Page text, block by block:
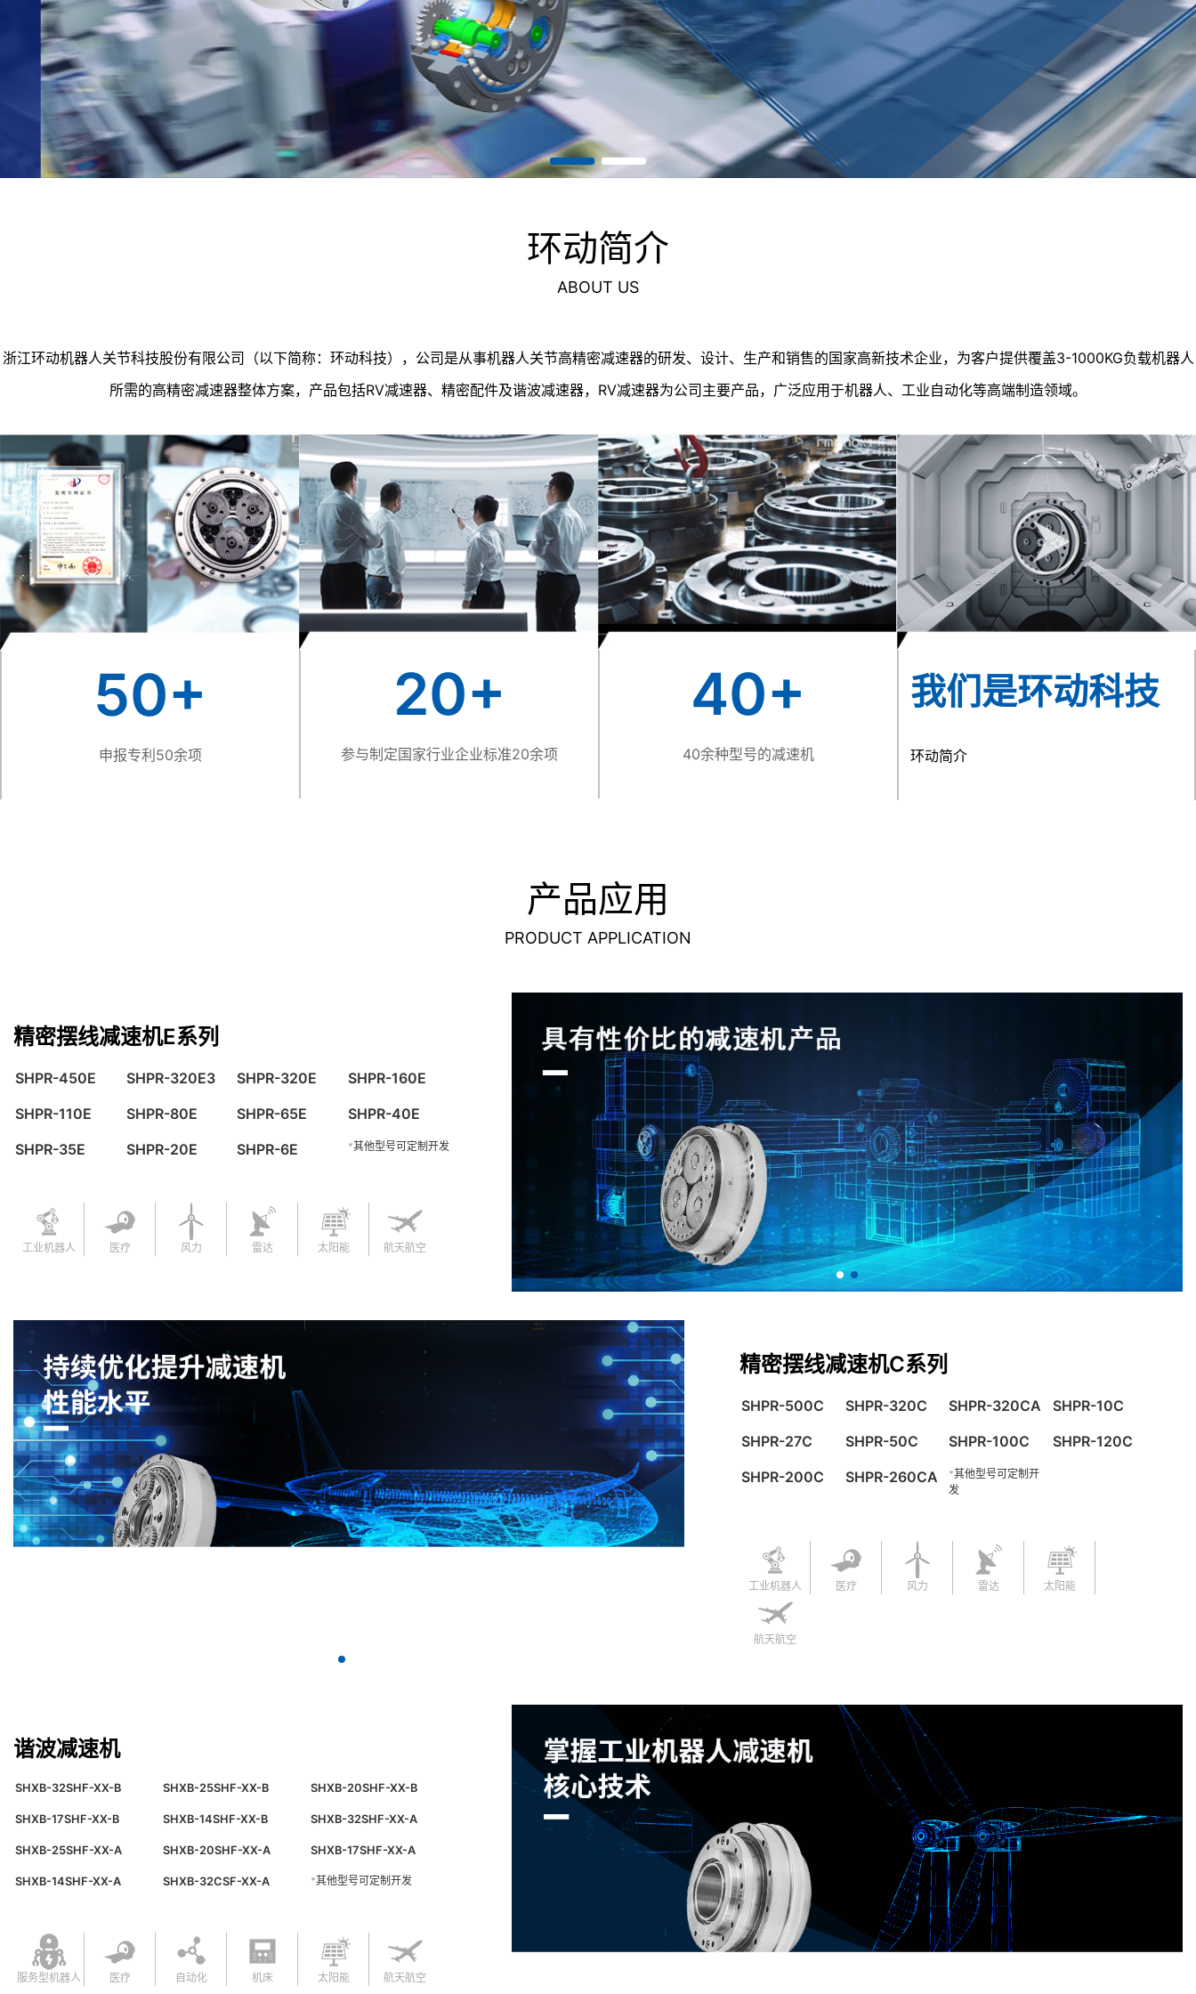
环动简介
ABOUT US
浙江环动机器人关节科技股份有限公司（以下简称：环动科技），公司是从事机器人关节高精密减速器的研发、设计、生产和销售的国家高新技术企业，为客户提供覆盖3-1000KG负载机器人
所需的高精密减速器整体方案，产品包括RV减速器、精密配件及谐波减速器，RV减速器为公司主要产品，广泛应用于机器人、工业自动化等高端制造领域。
50+
申报专利50余项
20+
参与制定国家行业企业标准20余项
40+
40余种型号的减速机
我们是环动科技
环动简介
产品应用
PRODUCT APPLICATION
精密摆线减速机E系列
SHPR-450E SHPR-320E3 SHPR-320E
SHPR-160E
SHPR-110E
SHPR-80E SHPR-65E
SHPR-40E
SHPR-35E
SHPR-20E SHPR-6E *其他型号可定制开发
工业机器人 医疗 风力 雷达 太阳能 航天航空
精密摆线减速机C系列
SHPR-500C SHPR-320C SHPR-320CA
SHPR-10C
SHPR-27C
SHPR-50C SHPR-100C
SHPR-120C
SHPR-200C
SHPR-260CA
*其他型号可定制开
发
工业机器人 医疗 风力 雷达 太阳能
航天航空
谐波减速机
SHXB-32SHF-XX-B SHXB-25SHF-XX-B SHXB-20SHF-XX-B
SHXB-17SHF-XX-B SHXB-14SHF-XX-B SHXB-32SHF-XX-A
SHXB-25SHF-XX-A SHXB-20SHF-XX-A SHXB-17SHF-XX-A
SHXB-14SHF-XX-A SHXB-32CSF-XX-A *其他型号可定制开发
服务型机器人 医疗 自动化 机床 太阳能 航天航空